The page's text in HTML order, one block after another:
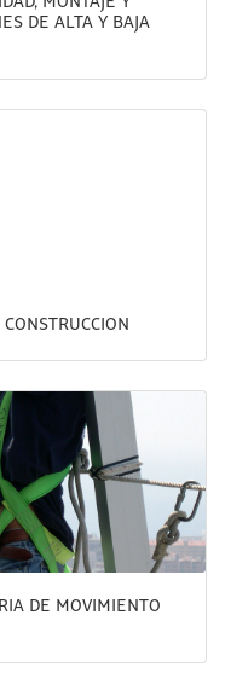
DE ALTA Y BAJA
DE MOVIMIENTO